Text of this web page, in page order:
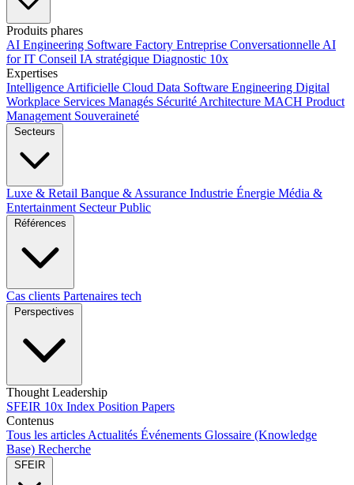
Produits phares
AI Engineering Software Factory Entreprise Conversationnelle AI
for IT Conseil IA stratégique Diagnostic 10x
Expertises
Intelligence Artificielle Cloud Data Software Engineering Digital
Workplace Services Managés Sécurité Architecture MACH Product
Management Souveraineté
Secteurs
Luxe & Retail Banque & Assurance Industrie Énergie Média &
Entertainment Secteur Public
Références
Cas clients Partenaires tech
Perspectives
Thought Leadership
SFEIR 10x Index Position Papers
Contenus
Tous les articles Actualités Événements Glossaire (Knowledge
Base) Recherche
SFEIR